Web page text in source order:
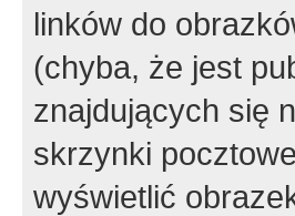
linków do
(chyba, że jest
znajdujących się
skrzynki
wyświetlić